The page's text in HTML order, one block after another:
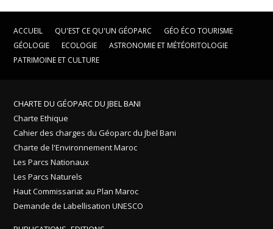
ACCUEIL QU'EST CE QU'UN GÉOPARC
GÉO ÉCO TOURISME
GÉOLOGIE
ECOLOGIE
ASTRONOMIE ET MÉTÉORITOLOGIE
PATRIMOINE ET CULTURE
CHARTE DU GÉOPARC DU JBEL BANI
Charte Ethique
Cahier des charges du Géoparc du Jbel Bani
Charte de l'Environnement Maroc
Les Parcs Nationaux
Les Parcs Naturels
Haut Commissariat au Plan Maroc
Demande de Labellisation UNESCO